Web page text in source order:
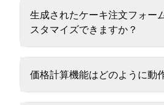
生成されたケーキ注文フォー
スタマイズできますか？
価格計算機能はどのように動